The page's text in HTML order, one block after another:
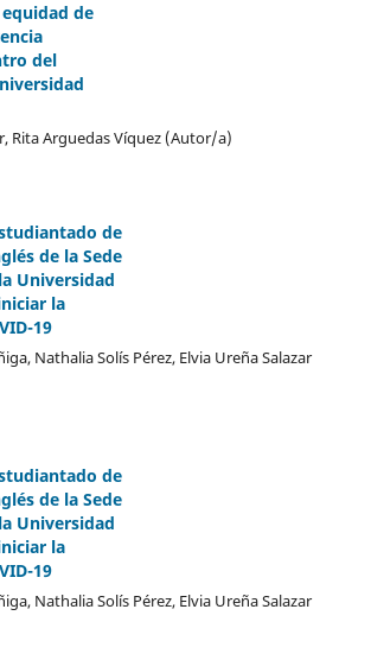
de
del
Rita Arguedas Víquez (Autor/a)
de
de la Sede
Universidad
la
19
Nathalia Solís Pérez, Elvia Ureña Salazar
de
de la Sede
Universidad
la
19
Nathalia Solís Pérez, Elvia Ureña Salazar